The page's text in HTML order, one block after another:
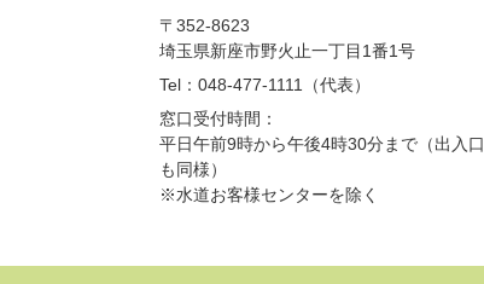
〒352-8623
埼玉県新座市野火止一丁目1番1号
Tel：048-477-1111（代表）
窓口受付時間：
平日午前9時から午後4時30分まで（出入口
も同様）
※水道お客様センターを除く